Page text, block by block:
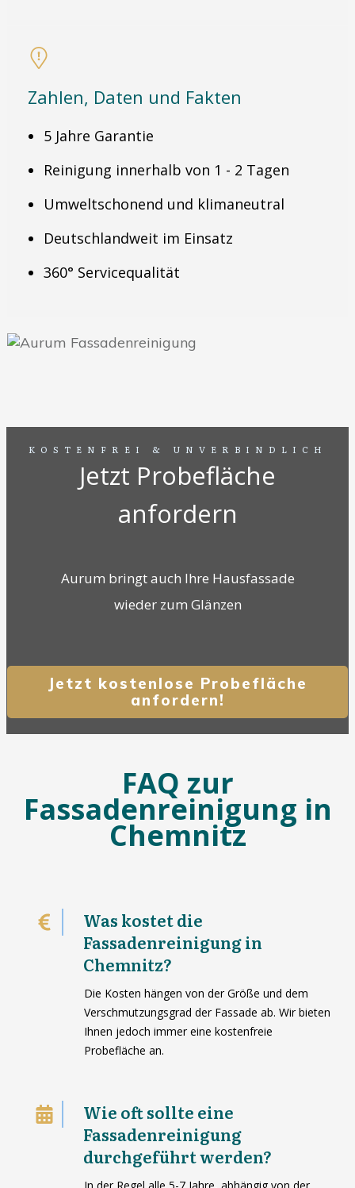
Zahlen, Daten und Fakten
5 Jahre Garantie
Reinigung innerhalb von 1 - 2 Tagen
Umweltschonend und klimaneutral
Deutschlandweit im Einsatz
360° Servicequalität
KOSTENFREI & UNVERBINDLICH
Jetzt Probefläche
anfordern
Aurum bringt auch Ihre Hausfassade
wieder zum Glänzen
Jetzt kostenlose Probefläche
anfordern!
FAQ zur
Fassadenreinigung in
Chemnitz
Was kostet die
Fassadenreinigung in
Chemnitz?
Die Kosten hängen von der Größe und dem
Verschmutzungsgrad der Fassade ab. Wir bieten
Ihnen jedoch immer eine kostenfreie
Probefläche an.
Wie oft sollte eine
Fassadenreinigung
durchgeführt werden?